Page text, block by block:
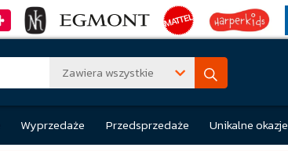
Zawiera wszystkie
Wyprzedaże Przedsprzedaże Unikalne okazje